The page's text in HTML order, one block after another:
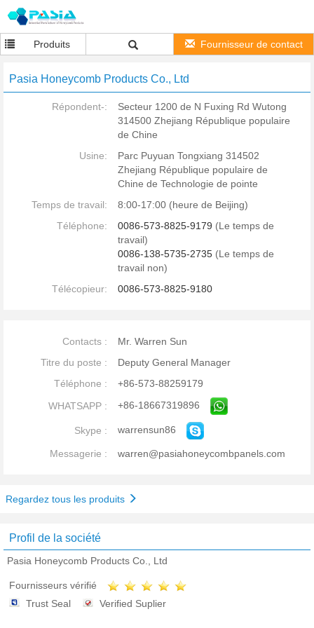
Produits Fournisseur de contact
Pasia Honeycomb Products Co., Ltd
Répondent-:
Secteur 1200 de N Fuxing Rd Wutong
314500 Zhejiang République populaire
de Chine
Usine:
Parc Puyuan Tongxiang 314502
Zhejiang République populaire de
Chine de Technologie de pointe
Temps de travail:
8:00-17:00 (heure de Beijing)
Téléphone:
0086-573-8825-9179 (Le temps de
travail)
0086-138-5735-2735 (Le temps de
travail non)
Télécopieur:
0086-573-8825-9180
Contacts :
Mr. Warren Sun
Titre du poste :
Deputy General Manager
Téléphone :
+86-573-88259179
WHATSAPP :
+86-18667319896
Skype : warrensun86
Messagerie : warren@pasiahoneycombpanels.com
Regardez tous les produits
Profil de la société
Pasia Honeycomb Products Co., Ltd
Fournisseurs vérifié
Trust Seal
Verified Suplier